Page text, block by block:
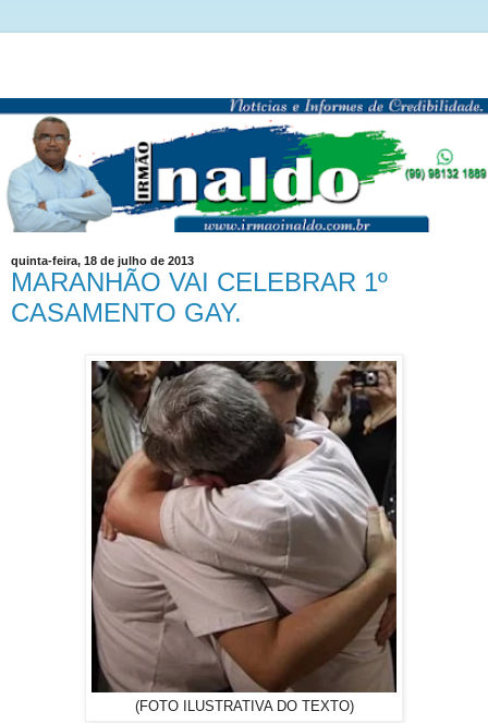
quinta-feira, 18 de julho de 2013
MARANHÃO VAI CELEBRAR 1º
CASAMENTO GAY.
(FOTO ILUSTRATIVA DO TEXTO)